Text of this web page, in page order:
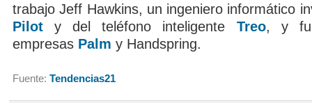
trabajo Jeff Hawkins, un ingeniero informático
Pilot y del teléfono inteligente Treo, y
empresas Palm y Handspring.
Fuente: Tendencias21